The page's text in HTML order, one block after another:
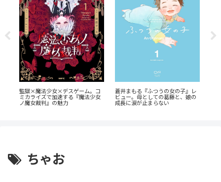
監獄×魔法少女×デスゲーム。コ
ミカライズで加速する『魔法少女
ノ魔女裁判』の魅力
蒼井まもる『ふつうの女の子』レ
ビュー。母としての葛藤と、娘の
成長に涙が止まらない
ちゃお